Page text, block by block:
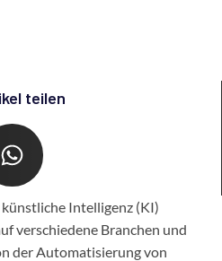
teilen
Intelligenz (KI)
verschiedene Branchen und
der Automatisierung von